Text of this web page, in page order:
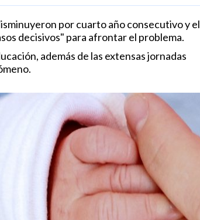
por cuarto año consecutivo y el
decisivos" para afrontar el problema.
además de las extensas jornadas